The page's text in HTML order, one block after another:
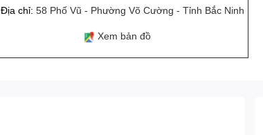
Địa chỉ:58 Phố Vũ - Phường Võ Cường - Tỉnh Bắc Ninh
Xem bản đồ